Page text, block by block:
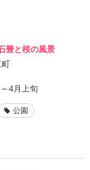
畳と桜の風景
町
4月上旬
公園